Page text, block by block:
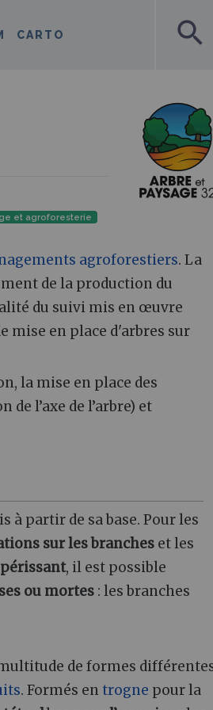
CARTO search
et agroforesterie
agroforestiers. La
de la production du
du suivi mis en œuvre
mise en place d'arbres sur
la mise en place des
l’axe de l’arbre) et
à partir de sa base. Pour les
sur les branches et les
, il est possible
ou mortes : les branches
de formes
. Formés en trogne pour la